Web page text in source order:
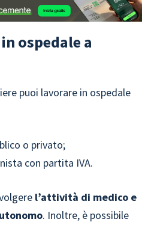
ospedale a
puoi lavorare in ospedale
o privato;
con partita IVA.
l’attività di medico e
. Inoltre, è possibile